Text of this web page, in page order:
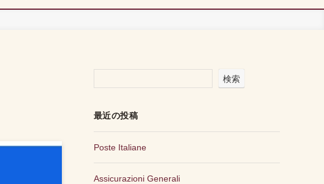
検索
最近の投稿
Poste Italiane
Assicurazioni Generali